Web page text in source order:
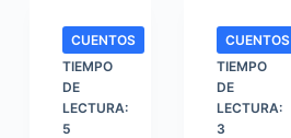
CUENTOS
TIEMPO
DE
LECTURA:
5
CUENTOS
TIEMPO
DE
LECTURA:
3